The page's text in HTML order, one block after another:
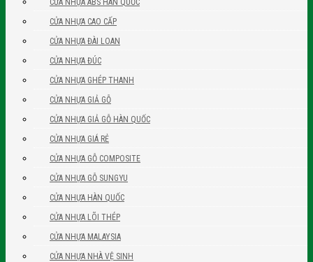
CỬA NHỰA CAO CẤP
CỬA NHỰA ĐÀI LOAN
CỬA NHỰA ĐÚC
CỬA NHỰA GHÉP THANH
CỬA NHỰA GIẢ GỖ
CỬA NHỰA GIẢ GỖ HÀN QUỐC
CỬA NHỰA GIÁ RẺ
CỬA NHỰA GỖ COMPOSITE
CỬA NHỰA GỖ SUNGYU
CỬA NHỰA HÀN QUỐC
CỬA NHỰA LÕI THÉP
CỬA NHỰA MALAYSIA
CỬA NHỰA NHÀ VỆ SINH